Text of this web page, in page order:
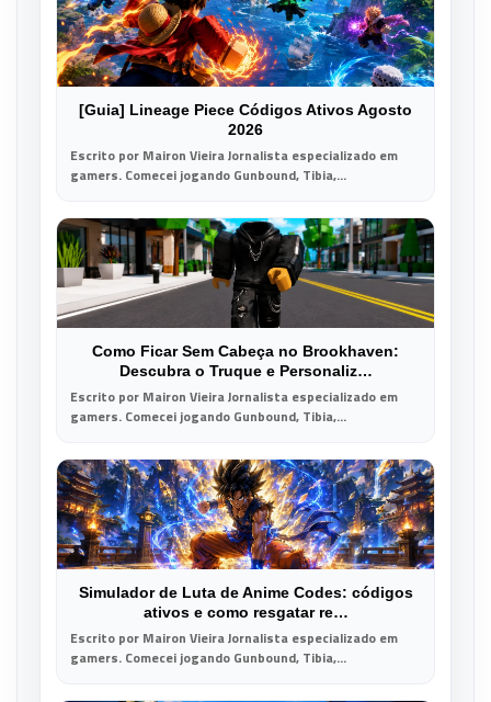
[Guia] Lineage Piece Códigos Ativos Agosto
2026
Escrito por Mairon Vieira Jornalista especializado em
gamers. Comecei jogando Gunbound, Tibia,...
Como Ficar Sem Cabeça no Brookhaven:
Descubra o Truque e Personaliz…
Escrito por Mairon Vieira Jornalista especializado em
gamers. Comecei jogando Gunbound, Tibia,...
Simulador de Luta de Anime Codes: códigos
ativos e como resgatar re…
Escrito por Mairon Vieira Jornalista especializado em
gamers. Comecei jogando Gunbound, Tibia,...